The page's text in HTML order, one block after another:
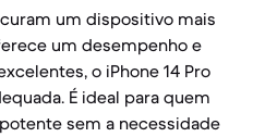
um dispositivo mais
um desempenho e
o iPhone 14 Pro
É ideal para quem
sem a necessidade